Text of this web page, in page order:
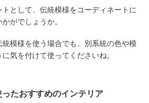
として、伝統模様をコーディネートに
がでしょうか。
模様を使う場合でも、別系統の色や模
気を付けて使ってくださいね。
ったおすすめのインテリア